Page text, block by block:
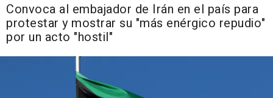
Convoca al embajador de Irán en el país para
protestar y mostrar su "más enérgico repudio"
por un acto "hostil"